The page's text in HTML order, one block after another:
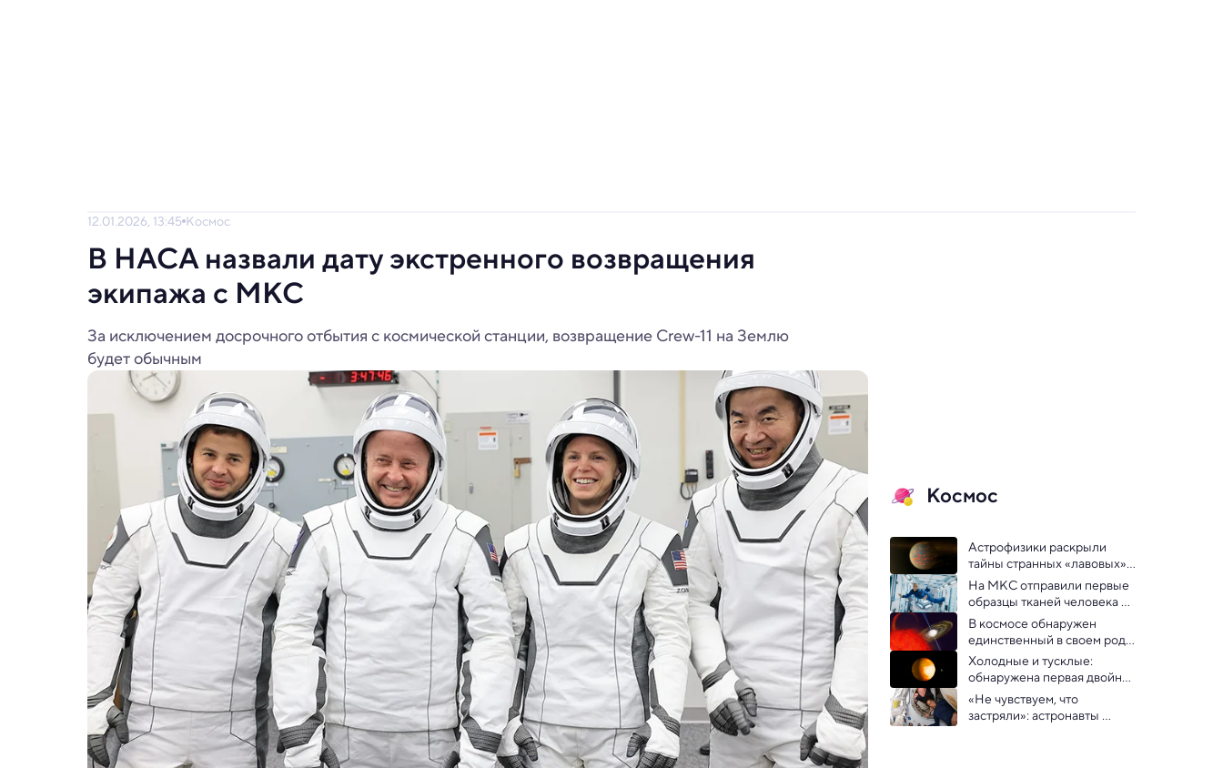
12.01.2026, 13:45 Космос
В НАСА назвали дату экстренного возвращения
экипажа с МКС
За исключением досрочного отбытия с космической станции, возвращение Crew-11 на Землю
будет обычным
Космос
Астрофизики раскрыли
тайны странных «лавовых»
экзопланет
На МКС отправили первые
образцы тканей человека
для изучения влияния
невесомости на старение
В космосе обнаружен
единственный в своем роде
источник  радиоволн
Холодные и тусклые:
обнаружена первая двойная
система «недозвезд» —
коричневых карликов
«Не чувствуем, что
застряли»: астронавты